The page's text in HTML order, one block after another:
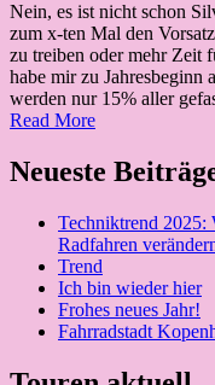
Nein, es ist nicht schon
zum x-ten Mal den
zu treiben oder mehr Zeit
habe mir zu Jahresbeginn
werden nur 15% aller
Read MoreImmer
guten
Vorsätze
Neueste
Techniktrend 2025:
Radfahren
Trend
Ich bin wieder hier
Frohes neues Jahr!
Fahrradstadt